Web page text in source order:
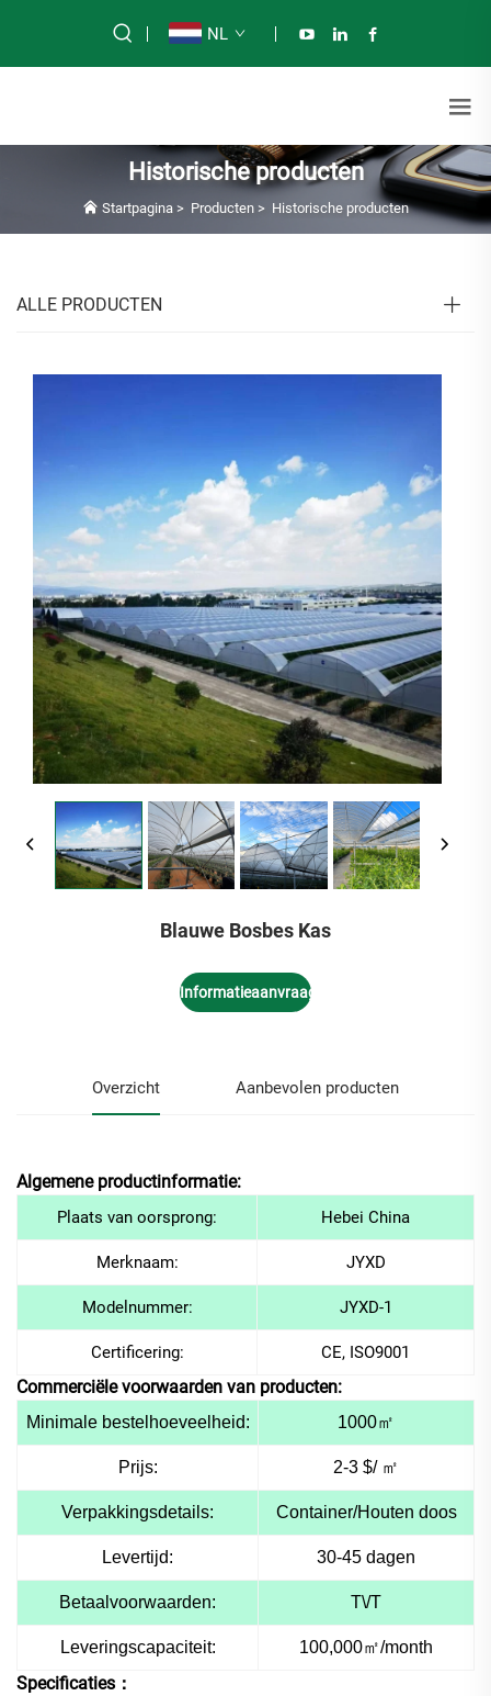
NL
Historische producten
Startpagina > Producten > Historische producten
ALLE PRODUCTEN
Blauwe Bosbes Kas
Informatieaanvraag
Overzicht Aanbevolen producten
Algemene productinformatie:
Plaats van oorsprong: Hebei China
Merknaam: JYXD
Modelnummer: JYXD-1
Certificering: CE, ISO9001
Commerciële voorwaarden van producten:
Minimale bestelhoeveelheid: 1000㎡
Prijs: 2-3 $/ ㎡
Verpakkingsdetails: Container/Houten doos
Levertijd: 30-45 dagen
Betaalvoorwaarden: T\/T
Leveringscapaciteit: 100,000㎡/month
Specificaties：